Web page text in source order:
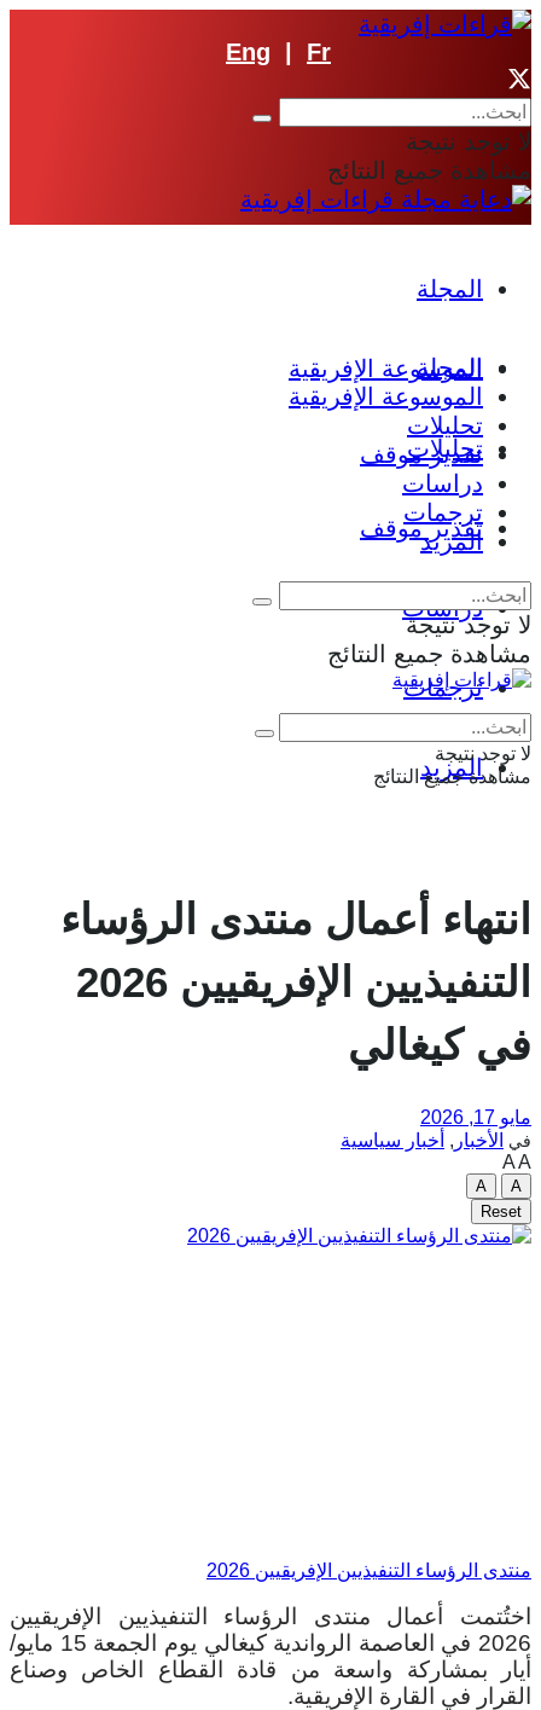
Eng Fr
لا توجد نتيجة
مشاهدة جميع النتائج
المجلة
الموسوعة الإفريقية
تحليلات
تقدير موقف
دراسات
ترجمات
المزيد
المجلة
الموسوعة الإفريقية
تحليلات
تقدير موقف
دراسات
ترجمات
المزيد
لا توجد نتيجة
مشاهدة جميع النتائج
لا توجد نتيجة
مشاهدة جميع النتائج
انتهاء أعمال منتدى الرؤساء
التنفيذيين الإفريقيين 2026
في كيغالي
مايو 17, 2026
في الأخبار , أخبار سياسية
AA
A
A
Reset
منتدى الرؤساء التنفيذيين الإفريقيين 2026
اختُتمت أعمال منتدى الرؤساء التنفيذيين الإفريقيين
2026 في العاصمة الرواندية كيغالي يوم الجمعة 15 مايو/
أيار بمشاركة واسعة من قادة القطاع الخاص وصناع
القرار في القارة الإفريقية.